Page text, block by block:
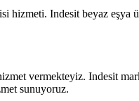
hizmeti. Indesit beyaz eşya
vermekteyiz. Indesit
sunuyoruz.